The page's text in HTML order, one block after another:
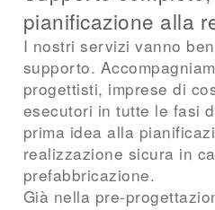
pianificazione alla
I nostri servizi vanno
supporto.
progettisti, imprese di
esecutori in tutte le fasi
prima idea alla
realizzazione sicura in
prefabbricazione.
Già nella pre-